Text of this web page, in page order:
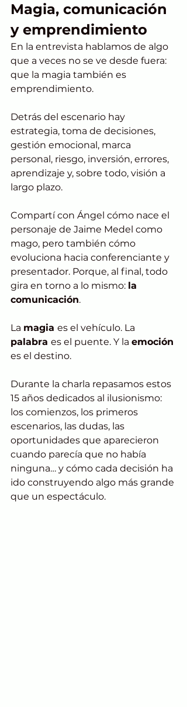
Magia, comunicación
y emprendimiento
En la entrevista hablamos de algo
que a veces no se ve desde fuera:
que la magia también es
emprendimiento.
Detrás del escenario hay
estrategia, toma de decisiones,
gestión emocional, marca
personal, riesgo, inversión, errores,
aprendizaje y, sobre todo, visión a
largo plazo.
Compartí con Ángel cómo nace el
personaje de Jaime Medel como
mago, pero también cómo
evoluciona hacia conferenciante y
presentador. Porque, al final, todo
gira en torno a lo mismo: la
comunicación.
La magia es el vehículo. La
palabra es el puente. Y la emoción
es el destino.
Durante la charla repasamos estos
15 años dedicados al ilusionismo:
los comienzos, los primeros
escenarios, las dudas, las
oportunidades que aparecieron
cuando parecía que no había
ninguna… y cómo cada decisión ha
ido construyendo algo más grande
que un espectáculo.